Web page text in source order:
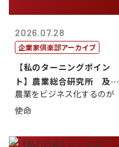
2026.07.28
企業家倶楽部アーカイブ
【私のターニングポイン
ト】農業総合研究所 及川
智正
農業をビジネス化するのが
使命